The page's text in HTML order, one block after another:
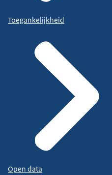
Toegankelijkheid
Open data